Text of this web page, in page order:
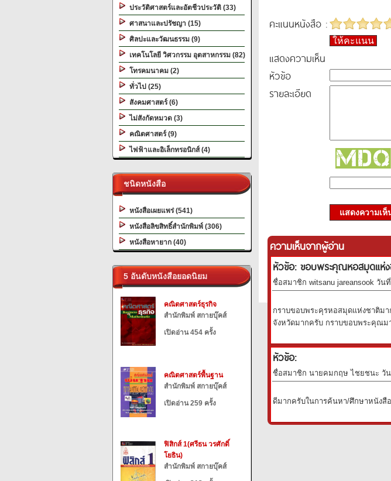
ประวัติศาสตร์และอัตชีวประวัติ (33)
ศาสนาและปรัชญา (15)
ศิลปะและวัฒนธรรม (9)
เทคโนโลยี วิศวกรรม อุตสาหกรรม (82)
โทรคมนาคม (2)
ทั่วไป (25)
สังคมศาสตร์ (6)
ไม่สังกัดหมวด (3)
คณิตศาสตร์ (9)
ไฟฟ้าและอิเล็กทรอนิกส์ (4)
ชนิดหนังสือ
หนังสือเผยแพร่ (541)
หนังสือลิขสิทธิ์สำนักพิมพ์ (306)
หนังสือหายาก (40)
5 อันดับหนังสือยอดนิยม
คณิตศาสตร์ธุรกิจ
สำนักพิมพ์ สกายบุ๊คส์
เปิดอ่าน 454 ครั้ง
คณิตศาสตร์พื้นฐาน
สำนักพิมพ์ สกายบุ๊คส์
เปิดอ่าน 259 ครั้ง
ฟิสิกส์ 1(ศรีธน วรศักดิ์
โยธิน)
สำนักพิมพ์ สกายบุ๊คส์
คะแนนหนังสือ :
ให้คะแนน
แสดงความเห็น
หัวข้อ
รายละเอียด
แสดงความเห็
ความเห็นจากผู้อ่าน
หัวข้อ: ขอบพระคุณหอสมุดแห่
ชื่อสมาชิก witsanu jareansook วันที่
กราบขอบพระคุรหอสมุดแห่งชาติม
จังหวัดมากครับ กราบขอบพระคุณม
หัวข้อ:
ชื่อสมาชิก นายคมกฤษ ไชยชนะ วัน
ดีมากครับในการค้นหา/ศึกษาหนังสื